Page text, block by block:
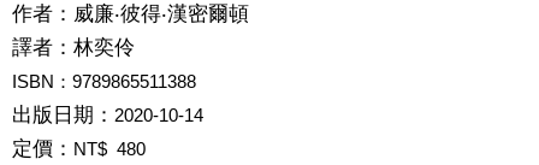
作者： 威廉‧彼得‧漢密爾頓
譯者： 林奕伶
ISBN：9789865511388
出版日期： 2020-10-14
定價： NT$ 480